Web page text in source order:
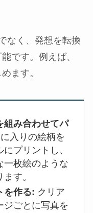
なく、発想を転換
です。例えば、
ます。
組み合わせてパ
入りの絵柄を
プリントし、
一枚絵のような
す。
を作る: クリア
ジごとに写真を